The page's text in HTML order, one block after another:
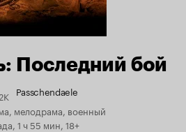
Последний бой
Passchendaele
мелодрама, военный
1 ч 55 мин, 18+